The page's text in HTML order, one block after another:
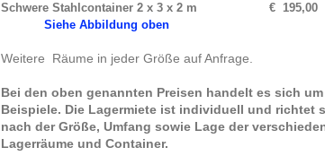
Schwere Stahlcontainer 2 x 3 x 2 m € 195,00
Siehe Abbildung oben
Weitere Räume in jeder Größe auf Anfrage.
Bei den oben genannten Preisen handelt es sich um
Beispiele. Die Lagermiete ist individuell und richtet
nach der Größe, Umfang sowie Lage der
Lagerräume und Container.